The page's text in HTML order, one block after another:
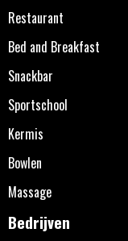
Restaurant
Bed and Breakfast
Snackbar
Sportschool
Kermis
Bowlen
Massage
Bedrijven